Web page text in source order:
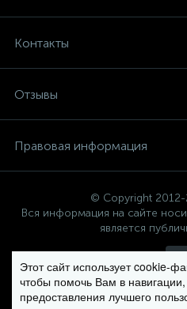
Контакты
Отзывы
Правовая информация
© Copyright
Вся информация на сайте
является
Политика компании в
Этот сайт использует cookie-
чтобы помочь Вам в
предоставления лучшего